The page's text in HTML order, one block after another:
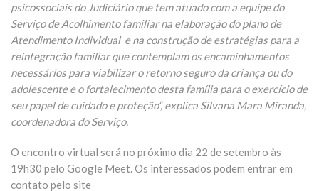
psicossociais do Judiciário que tem atuado com a equipe do
Serviço de Acolhimento familiar na elaboração do plano de
Atendimento Individual e na construção de estratégias para a
reintegração familiar que contemplam os encaminhamentos
necessários para viabilizar o retorno seguro da criança ou do
adolescente e o fortalecimento desta família para o exercício de
seu papel de cuidado e proteção“, explica Silvana Mara Miranda,
coordenadora do Serviço.
O encontro virtual será no próximo dia 22 de setembro às
19h30 pelo Google Meet. Os interessados podem entrar em
contato pelo site